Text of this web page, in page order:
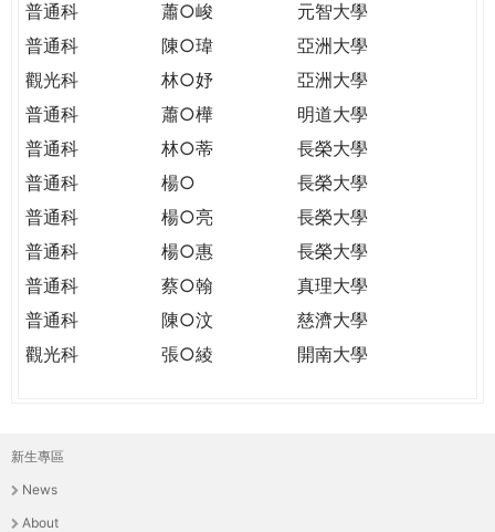
普通科 蕭○峻
元智大學
普通科
陳○瑋
亞洲大學
觀光科
林○妤
亞洲大學
普通科
蕭○樺
明道大學
普通科
林○蒂
長榮大學
普通科
楊○
長榮大學
普通科
楊○亮
長榮大學
普通科
楊○惠
長榮大學
普通科
蔡○翰
真理大學
普通科
陳○汶
慈濟大學
觀光科
張○綾 開南大學
主
選
新生專區
News
About